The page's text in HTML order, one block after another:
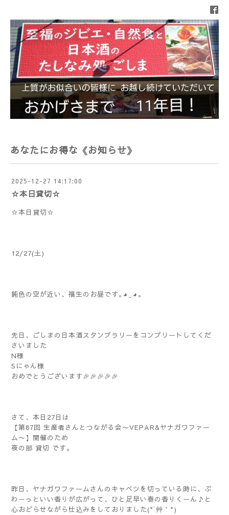
あなたにお得な《お知らせ》
2025-12-27 14:17:00
☆本日貸切☆
☆本日貸切☆
12/27(土)
鈍色の空が近い、福生のお昼です｡⁠◕⁠‿⁠◕⁠｡
先日、ごしまの日本酒スタンプラリーをコンプリートしてくだ
さいました
N様
Sにゃん様
おめでとうございます🎉🎉🎉🎉🎉
さて、本日27日は
【第87回 生産者さんとつながる会〜VEPAR&ヤナガワファー
ム〜】開催のため
夜の部 貸切 です。
昨日、ヤナガワファームさんのキャベツを切っている時に、ぷ
わーっといい香りが広がって、ひと足早い春の香りくーん♪と
心おどらせながら仕込みをしておりました(*´艸｀*)